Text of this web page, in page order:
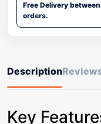
Free Delivery
orders.
Description
Key